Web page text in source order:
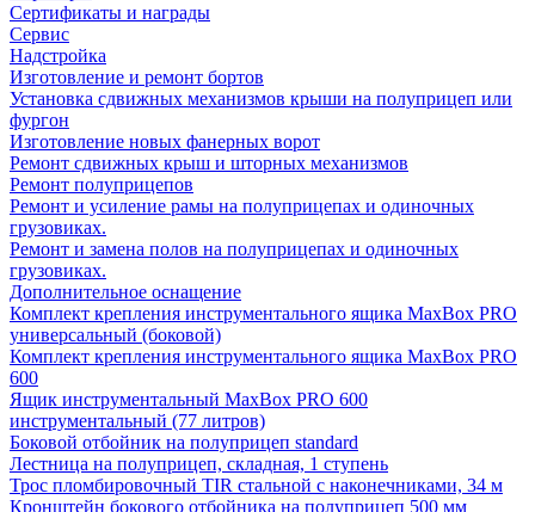
Сертификаты и награды
Сервис
Надстройка
Изготовление и ремонт бортов
Установка сдвижных механизмов крыши на полуприцеп или
фургон
Изготовление новых фанерных ворот
Ремонт сдвижных крыш и шторных механизмов
Ремонт полуприцепов
Ремонт и усиление рамы на полуприцепах и одиночных
грузовиках.
Ремонт и замена полов на полуприцепах и одиночных
грузовиках.
Дополнительное оснащение
Комплект крепления инструментального ящика MaxBox PRO
универсальный (боковой)
Комплект крепления инструментального ящика MaxBox PRO
600
Ящик инструментальный MaxBox PRO 600
инструментальный (77 литров)
Боковой отбойник на полуприцеп standard
Лестница на полуприцеп, складная, 1 ступень
Трос пломбировочный TIR стальной с наконечниками, 34 м
Кронштейн бокового отбойника на полуприцеп 500 мм